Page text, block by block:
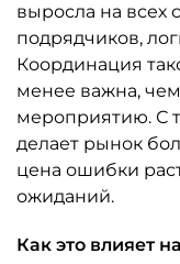
выросла на всех
подрядчиков,
Координация
менее важна,
мероприятию. С
делает рынок
цена ошибки
ожиданий.
Как это влияет